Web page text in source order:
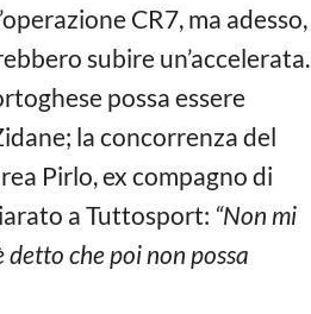
CR7, ma adesso,
subire un’accelerata.
possa essere
la concorrenza del
Pirlo, ex compagno di
a Tuttosport: “Non mi
che poi non possa